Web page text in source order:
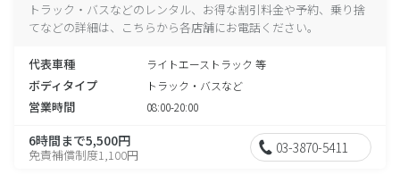
トラック・バスなどのレンタル、お得な割引料金や予約、乗り捨
てなどの詳細は、こちらから各店舗にお電話ください。
代表車種 ライトエーストラック 等
ボディタイプ トラック・バスなど
営業時間 08:00-20:00
6時間まで5,500円
免責補償制度1,100円 03-3870-5411